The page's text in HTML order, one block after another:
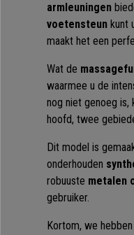
armleuningen
voetensteun kunt
maakt het een
Wat de
waarmee u de
nog niet genoeg is,
hoofd, twee
Dit model is
onderhouden
robuuste metalen
gebruiker.
Kortom, we